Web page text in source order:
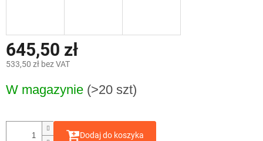
645,50 zł
533,50 zł bez VAT
jednostkowa:
W magazynie (>20 szt)
Dodaj do koszyka